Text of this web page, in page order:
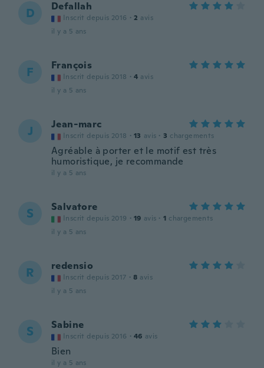
D Defallah
Inscrit depuis 2016 · 2 avis
il y a 5 ans
F François
Inscrit depuis 2018 · 4 avis
il y a 5 ans
J Jean-marc
Inscrit depuis 2018 · 13 avis · 3 chargements
Agréable à porter et le motif est très
humoristique, je recommande
il y a 5 ans
S Salvatore
Inscrit depuis 2019 · 19 avis · 1 chargements
il y a 5 ans
R redensio
Inscrit depuis 2017 · 8 avis
il y a 5 ans
S Sabine
Inscrit depuis 2016 · 46 avis
Bien
il y a 5 ans